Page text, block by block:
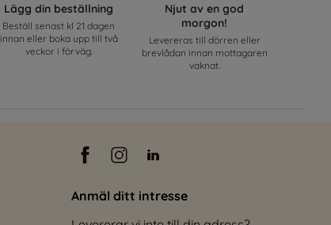
Lägg din beställning
Beställ senast kl 21 dagen
innan eller boka upp till två
veckor i förväg.
Njut av en god
morgon!
Levereras till dörren eller
brevlådan innan mottagaren
vaknat.
Anmäl ditt intresse